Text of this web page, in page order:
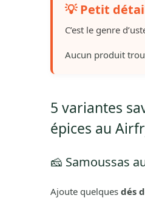
💡 Petit
C’est le genre
Aucun produit
5 variantes
épices au
🧀 Samoussas
Ajoute quelques dés